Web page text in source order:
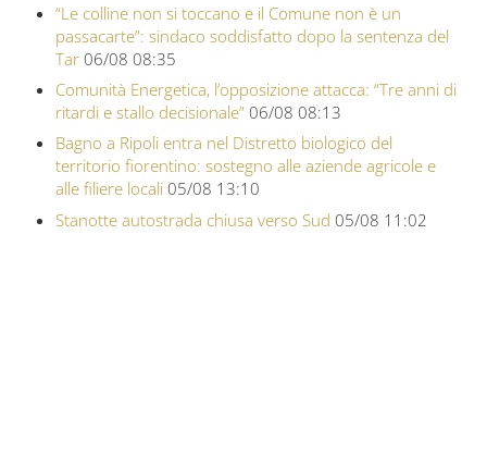
“Le colline non si toccano e il Comune non è un
passacarte”: sindaco soddisfatto dopo la sentenza del
Tar 06/08 08:35
Comunità Energetica, l’opposizione attacca: “Tre anni di
ritardi e stallo decisionale” 06/08 08:13
Bagno a Ripoli entra nel Distretto biologico del
territorio fiorentino: sostegno alle aziende agricole e
alle filiere locali 05/08 13:10
Stanotte autostrada chiusa verso Sud 05/08 11:02